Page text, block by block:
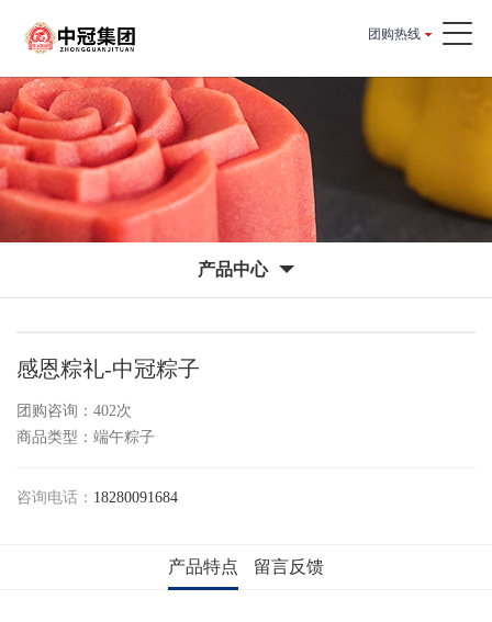
团购热线
产品中心
感恩粽礼-中冠粽子
团购咨询： 402次
商品类型：端午粽子
咨询电话： 18280091684
产品特点 留言反馈